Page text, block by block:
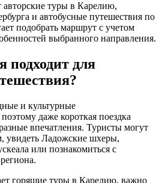
туры в Карелию,
и автобусные путешествия по
подобрать маршрут с учетом
выбранного направления.
подходит для
и культурные
даже короткая поездка
впечатления. Туристы могут
увидеть Ладожские шхеры,
или познакомиться с
горящие туры в Карелию, важно